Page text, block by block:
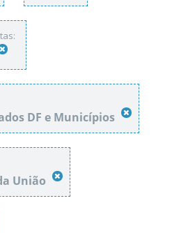
DF e Municípios
União